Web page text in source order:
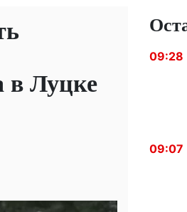
в Луцке
09:28
09:07